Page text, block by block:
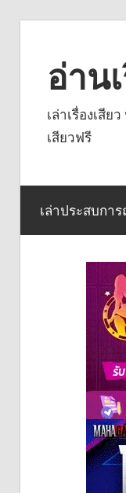
contentอ่าน
เล่าเรื่องเสี
เสียวฟรี
เล่าประสบการ